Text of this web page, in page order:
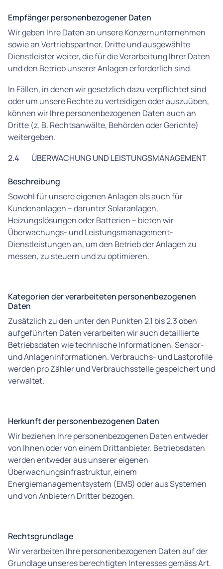
Empfänger personenbezogener Daten
Wir geben Ihre Daten an unsere Konzernunternehmen
sowie an Vertriebspartner, Dritte und ausgewählte
Dienstleister weiter, die für die Verarbeitung Ihrer Daten
und den Betrieb unserer Anlagen erforderlich sind.
In Fällen, in denen wir gesetzlich dazu verpflichtet sind
oder um unsere Rechte zu verteidigen oder auszuüben,
können wir Ihre personenbezogenen Daten auch an
Dritte (z. B. Rechtsanwälte, Behörden oder Gerichte)
weitergeben.
2.4
ÜBERWACHUNG UND LEISTUNGSMANAGEMENT
Beschreibung
Sowohl für unsere eigenen Anlagen als auch für
Kundenanlagen – darunter Solaranlagen,
Heizungslösungen oder Batterien – bieten wir
Überwachungs- und Leistungsmanagement-
Dienstleistungen an, um den Betrieb der Anlagen zu
messen, zu steuern und zu optimieren.
Kategorien der verarbeiteten personenbezogenen
Daten
Zusätzlich zu den unter den Punkten 2.1 bis 2.3 oben
aufgeführten Daten verarbeiten wir auch detaillierte
Betriebsdaten wie technische Informationen, Sensor-
und Anlageninformationen. Verbrauchs- und Lastprofile
werden pro Zähler und Verbrauchsstelle gespeichert und
verwaltet.
Herkunft der personenbezogenen Daten
Wir beziehen Ihre personenbezogenen Daten entweder
von Ihnen oder von einem Drittanbieter. Betriebsdaten
werden entweder aus unserer eigenen
Überwachungsinfrastruktur, einem
Energiemanagementsystem (EMS) oder aus Systemen
und von Anbietern Dritter bezogen.
Rechtsgrundlage
Wir verarbeiten Ihre personenbezogenen Daten auf der
Grundlage unseres berechtigten Interesses gemäss Art.